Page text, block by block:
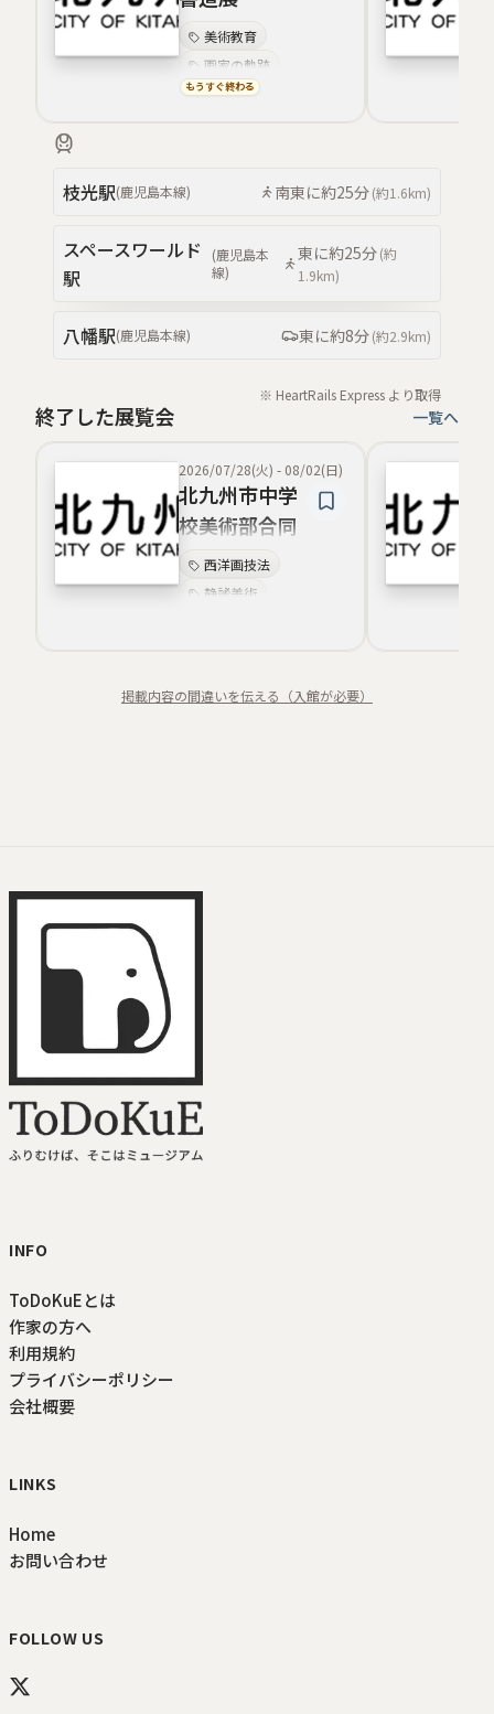
美術教育
画家の軌跡
玉葱モチーフ
コレクション展
もうすぐ終わる
枝光駅(鹿児島本線) 南東に約25分(約1.6km)
スペースワールド
駅
(鹿児島本
線)
東に約25分 (約
1.9km)
八幡駅(鹿児島本線) 東に約8分(約2.9km)
※ HeartRails Express より取得
終了した展覧会 一覧へ
2026/07/28(火) - 08/02(日)
北九州市中学
校美術部合同
展 西洋画技法
静謐美術
ミュージアムツアー
掲載内容の間違いを伝える（入館が必要）
INFO
ToDoKuEとは
作家の方へ
利用規約
プライバシーポリシー
会社概要
LINKS
Home
お問い合わせ
FOLLOW US